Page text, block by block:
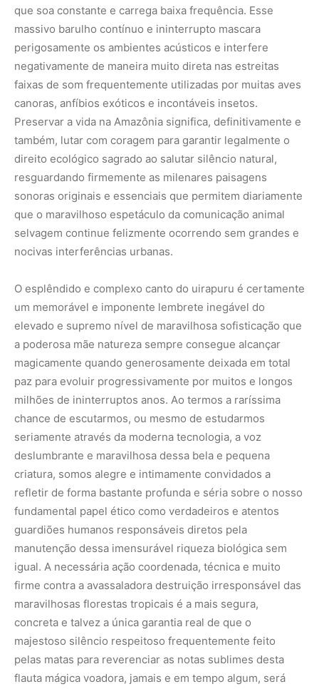
que soa constante e carrega baixa frequência. Esse
massivo barulho contínuo e ininterrupto mascara
perigosamente os ambientes acústicos e interfere
negativamente de maneira muito direta nas estreitas
faixas de som frequentemente utilizadas por muitas aves
canoras, anfíbios exóticos e incontáveis insetos.
Preservar a vida na Amazônia significa, definitivamente e
também, lutar com coragem para garantir legalmente o
direito ecológico sagrado ao salutar silêncio natural,
resguardando firmemente as milenares paisagens
sonoras originais e essenciais que permitem diariamente
que o maravilhoso espetáculo da comunicação animal
selvagem continue felizmente ocorrendo sem grandes e
nocivas interferências urbanas.
O esplêndido e complexo canto do uirapuru é certamente
um memorável e imponente lembrete inegável do
elevado e supremo nível de maravilhosa sofisticação que
a poderosa mãe natureza sempre consegue alcançar
magicamente quando generosamente deixada em total
paz para evoluir progressivamente por muitos e longos
milhões de ininterruptos anos. Ao termos a raríssima
chance de escutarmos, ou mesmo de estudarmos
seriamente através da moderna tecnologia, a voz
deslumbrante e maravilhosa dessa bela e pequena
criatura, somos alegre e intimamente convidados a
refletir de forma bastante profunda e séria sobre o nosso
fundamental papel ético como verdadeiros e atentos
guardiões humanos responsáveis diretos pela
manutenção dessa imensurável riqueza biológica sem
igual. A necessária ação coordenada, técnica e muito
firme contra a avassaladora destruição irresponsável das
maravilhosas florestas tropicais é a mais segura,
concreta e talvez a única garantia real de que o
majestoso silêncio respeitoso frequentemente feito
pelas matas para reverenciar as notas sublimes desta
flauta mágica voadora, jamais e em tempo algum, será